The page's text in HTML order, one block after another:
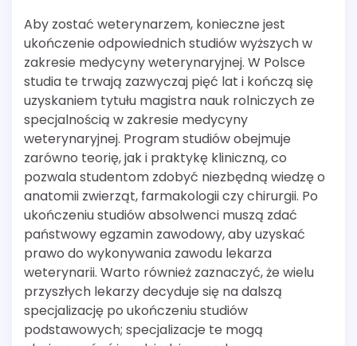
Aby zostać weterynarzem, konieczne jest
ukończenie odpowiednich studiów wyższych w
zakresie medycyny weterynaryjnej. W Polsce
studia te trwają zazwyczaj pięć lat i kończą się
uzyskaniem tytułu magistra nauk rolniczych ze
specjalnością w zakresie medycyny
weterynaryjnej. Program studiów obejmuje
zarówno teorię, jak i praktykę kliniczną, co
pozwala studentom zdobyć niezbędną wiedzę o
anatomii zwierząt, farmakologii czy chirurgii. Po
ukończeniu studiów absolwenci muszą zdać
państwowy egzamin zawodowy, aby uzyskać
prawo do wykonywania zawodu lekarza
weterynarii. Warto również zaznaczyć, że wielu
przyszłych lekarzy decyduje się na dalszą
specjalizację po ukończeniu studiów
podstawowych; specjalizacje te mogą